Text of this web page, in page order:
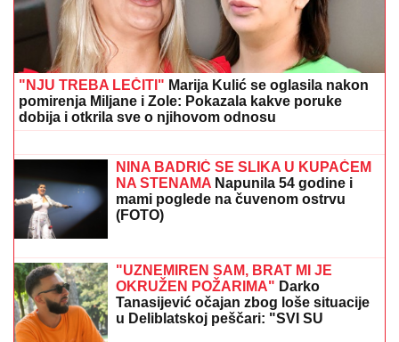
"IMAO JE NAPADE, TREBALO SE IZBORITI SA TIM"
Pevačica zbog unuka sa autizmom otišla da živi na
selo, pa morala da donese najtežu odluku: "Postao je
agresivan"
INSPEKCIJA UPALA NA IMANJE
VLADIMIRA TOMOVIĆA U BARU
Zatvorili mu objekat nakon što je
"Imamo zabranu"
Pevačica HITNO PREKINULA PESMU
zbog STRAHA NA BINI -Publika je
posmatrala u NEVERICI, a sada se